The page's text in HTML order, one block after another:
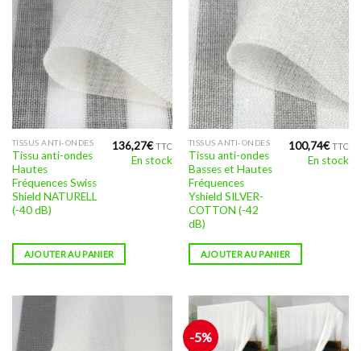
TISSUS ANTI-ONDES
Tissu anti-ondes
Hautes
Fréquences Swiss
Shield NATURELL
(-40 dB)
136,27€ TTC
En stock
AJOUTER AU PANIER
TISSUS ANTI-ONDES
Tissu anti-ondes
Basses et Hautes
Fréquences
Yshield SILVER-
COTTON (-42
dB)
100,74€ TTC
En stock
AJOUTER AU PANIER
-5%